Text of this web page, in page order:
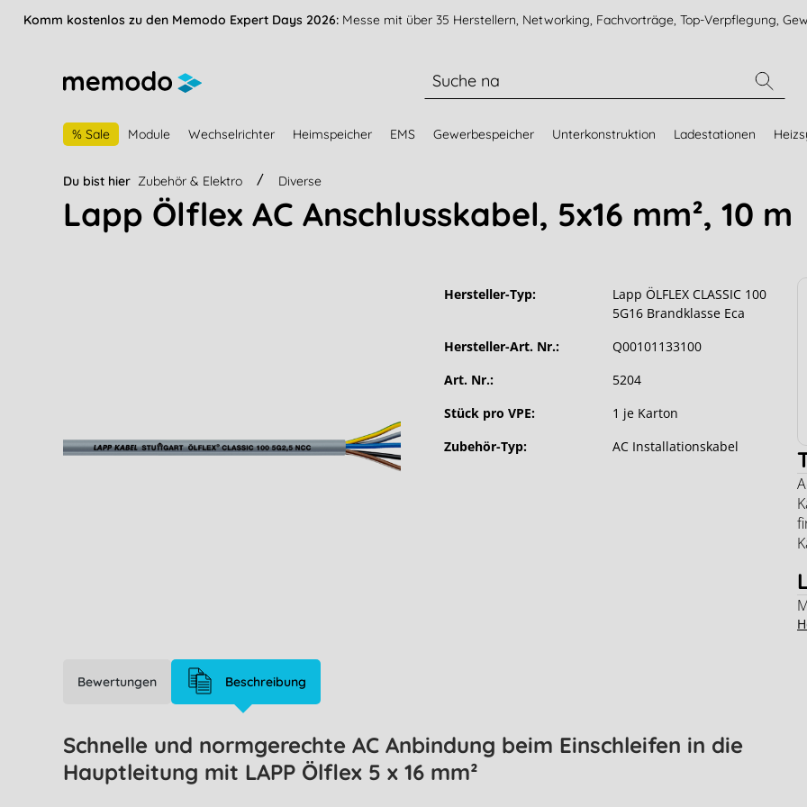
springen Zur Navigation der B2B-Plattform springen
Komm kostenlos zu den Memodo Expert Days 2026: Messe mit über 35 Herstellern, Networking, Fachvorträge, Top-Verpflegung,
% Sale Module Wechselrichter Heimspeicher EMS Gewerbespeicher Unterkonstruktion Ladestationen
Du bist hier Zubehör & Elektro Diverse
Lapp Ölflex AC Anschlusskabel, 5x16 mm², 10 m
Hersteller-Typ:
Lapp ÖLFLEX CLASSIC 100
5G16 Brandklasse Eca
Hersteller-Art. Nr.:
Q00101133100
Art. Nr.:
5204
Stück pro VPE:
1 je Karton
Zubehör-Typ:
AC Installationskabel
Bewertungen Beschreibung
Schnelle und normgerechte AC Anbindung beim Einschleifen in die
Hauptleitung mit LAPP Ölflex 5 x 16 mm²